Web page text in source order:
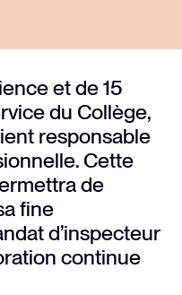
et de 15
du Collège,
responsable
Cette
de
fine
d’inspecteur
continue